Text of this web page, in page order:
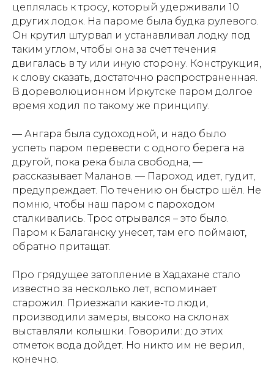
цеплялась к тросу, который удерживали 10
других лодок. На пароме была будка рулевого.
Он крутил штурвал и устанавливал лодку под
таким углом, чтобы она за счет течения
двигалась в ту или иную сторону. Конструкция,
к слову сказать, достаточно распространенная.
В дореволюционном Иркутске паром долгое
время ходил по такому же принципу.
— Ангара была судоходной, и надо было
успеть паром перевести с одного берега на
другой, пока река была свободна, —
рассказывает Маланов. — Пароход идет, гудит,
предупреждает. По течению он быстро шёл. Не
помню, чтобы наш паром с пароходом
сталкивались. Трос отрывался – это было.
Паром к Балаганску унесет, там его поймают,
обратно притащат.
Про грядущее затопление в Хадахане стало
известно за несколько лет, вспоминает
старожил. Приезжали какие-то люди,
производили замеры, высоко на склонах
выставляли колышки. Говорили: до этих
отметок вода дойдет. Но никто им не верил,
конечно.